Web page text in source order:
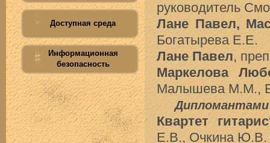
Доступная среда
Информационная
безопасность
руководитель
Лане Павел,
Богатырева Е.Е.
Лане Павел,
Маркелова
Малышева М.М.,
Дипломантами
Квартет
Е.В., Очкина Ю.В.